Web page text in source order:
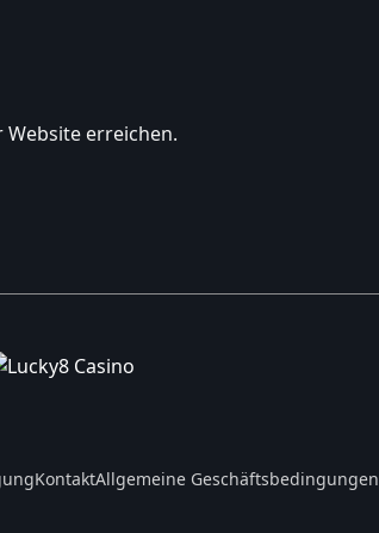
Website erreichen.
KontaktAllgemeine Geschäftsbedingungen